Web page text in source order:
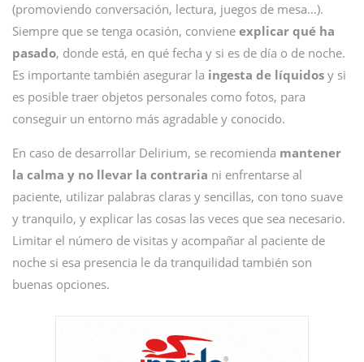
(promoviendo conversación, lectura, juegos de mesa…).
Siempre que se tenga ocasión, conviene explicar qué ha
pasado, donde está, en qué fecha y si es de día o de noche.
Es importante también asegurar la ingesta de líquidos y si
es posible traer objetos personales como fotos, para
conseguir un entorno más agradable y conocido.
En caso de desarrollar Delirium, se recomienda mantener
la calma y no llevar la contraria ni enfrentarse al
paciente, utilizar palabras claras y sencillas, con tono suave
y tranquilo, y explicar las cosas las veces que sea necesario.
Limitar el número de visitas y acompañar al paciente de
noche si esa presencia le da tranquilidad también son
buenas opciones.